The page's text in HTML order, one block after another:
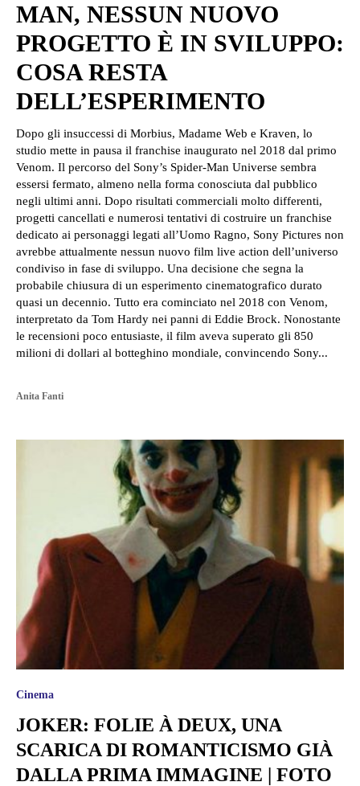
MAN, NESSUN NUOVO
PROGETTO È IN SVILUPPO:
COSA RESTA
DELL’ESPERIMENTO
Dopo gli insuccessi di Morbius, Madame Web e Kraven, lo
studio mette in pausa il franchise inaugurato nel 2018 dal primo
Venom. Il percorso del Sony’s Spider-Man Universe sembra
essersi fermato, almeno nella forma conosciuta dal pubblico
negli ultimi anni. Dopo risultati commerciali molto differenti,
progetti cancellati e numerosi tentativi di costruire un franchise
dedicato ai personaggi legati all’Uomo Ragno, Sony Pictures non
avrebbe attualmente nessun nuovo film live action dell’universo
condiviso in fase di sviluppo. Una decisione che segna la
probabile chiusura di un esperimento cinematografico durato
quasi un decennio. Tutto era cominciato nel 2018 con Venom,
interpretato da Tom Hardy nei panni di Eddie Brock. Nonostante
le recensioni poco entusiaste, il film aveva superato gli 850
milioni di dollari al botteghino mondiale, convincendo Sony...
Anita Fanti
Cinema
JOKER: FOLIE À DEUX, UNA
SCARICA DI ROMANTICISMO GIÀ
DALLA PRIMA IMMAGINE | FOTO